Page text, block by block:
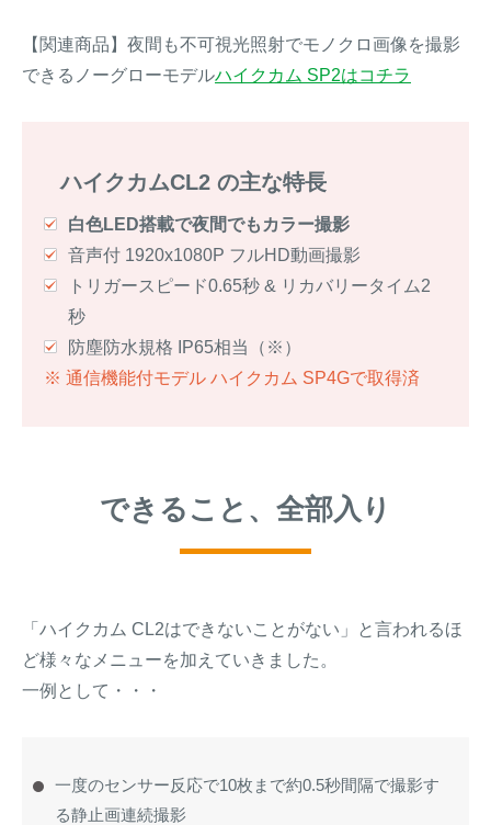
【関連商品】夜間も不可視光照射でモノクロ画像を撮影
できるノーグローモデルハイクカム SP2はコチラ
ハイクカムCL2 の主な特長
白色LED搭載で夜間でもカラー撮影
音声付 1920x1080P フルHD動画撮影
トリガースピード0.65秒 & リカバリータイム2
秒
防塵防水規格 IP65相当（※）
※ 通信機能付モデル ハイクカム SP4Gで取得済
できること、全部入り
「ハイクカム CL2はできないことがない」と言われるほ
ど様々なメニューを加えていきました。
一例として・・・
一度のセンサー反応で10枚まで約0.5秒間隔で撮影す
る静止画連続撮影